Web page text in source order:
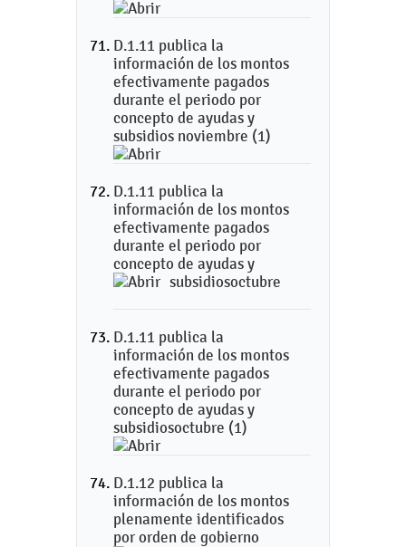
D.1.11 publica la
información de los montos
efectivamente pagados
durante el periodo por
concepto de ayudas y
subsidios noviembre (1)
D.1.11 publica la
información de los montos
efectivamente pagados
durante el periodo por
concepto de ayudas y
subsidiosoctubre
D.1.11 publica la
información de los montos
efectivamente pagados
durante el periodo por
concepto de ayudas y
subsidiosoctubre (1)
D.1.12 publica la
información de los montos
plenamente identificados
por orden de gobierno